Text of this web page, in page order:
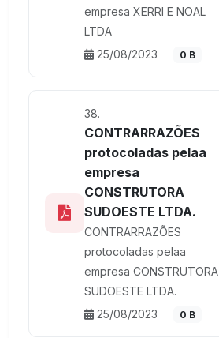
empresa XERRI E NOAL
LTDA
25/08/2023
0 B
38.
CONTRARRAZÕES
protocoladas pelaa
empresa
CONSTRUTORA
SUDOESTE LTDA.
CONTRARRAZÕES
protocoladas pelaa
empresa CONSTRUTORA
SUDOESTE LTDA.
25/08/2023
0 B